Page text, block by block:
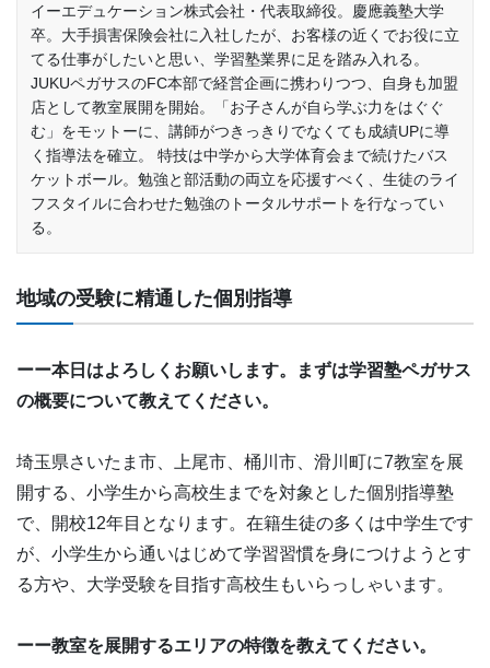
イーエデュケーション株式会社・代表取締役。慶應義塾大学
卒。大手損害保険会社に入社したが、お客様の近くでお役に立
てる仕事がしたいと思い、学習塾業界に足を踏み入れる。
JUKUペガサスのFC本部で経営企画に携わりつつ、自身も加盟
店として教室展開を開始。「お子さんが自ら学ぶ力をはぐぐ
む」をモットーに、講師がつきっきりでなくても成績UPに導
く指導法を確立。 特技は中学から大学体育会まで続けたバス
ケットボール。勉強と部活動の両立を応援すべく、生徒のライ
フスタイルに合わせた勉強のトータルサポートを行なってい
る。
地域の受験に精通した個別指導
ーー本日はよろしくお願いします。まずは学習塾ペガサス
の概要について教えてください。
埼玉県さいたま市、上尾市、桶川市、滑川町に7教室を展
開する、小学生から高校生までを対象とした個別指導塾
で、開校12年目となります。在籍生徒の多くは中学生です
が、小学生から通いはじめて学習習慣を身につけようとす
る方や、大学受験を目指す高校生もいらっしゃいます。
ーー教室を展開するエリアの特徴を教えてください。